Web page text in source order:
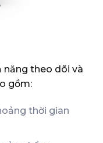
năng theo dõi và
gồm:
thời gian